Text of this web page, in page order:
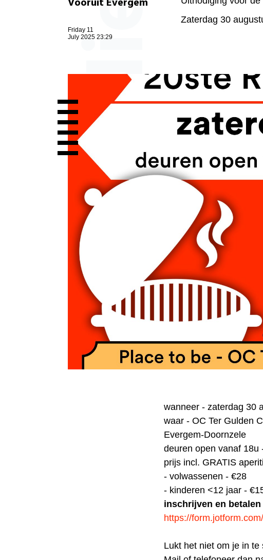
Friday 11
July 2025 23:29
Zaterdag 30
wanneer - zaterdag 30
waar - OC Ter Gulden
Evergem-Doornzele
deuren open vanaf 18u
prijs incl. GRATIS
- volwassenen - €28
- kinderen <12 jaar -
inschrijven en
https://
Lukt het niet om je in